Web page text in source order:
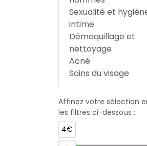
Sexualité et
intime
Démaquillage et
nettoyage
Acné
Soins du visage
Affinez votre sélection
les filtres ci-dessous :
4€